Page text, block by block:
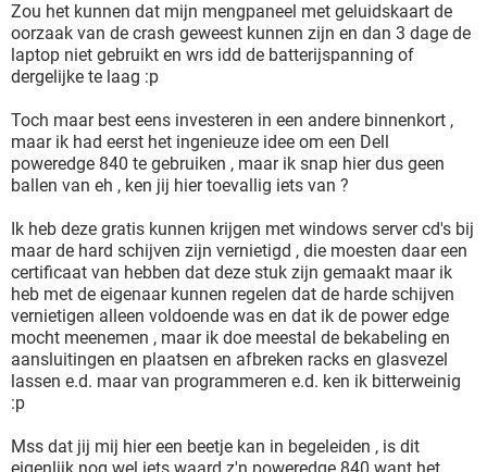
Zou het kunnen dat mijn mengpaneel met geluidskaart de
oorzaak van de crash geweest kunnen zijn en dan 3 dage de
laptop niet gebruikt en wrs idd de batterijspanning of
dergelijke te laag :p
Toch maar best eens investeren in een andere binnenkort ,
maar ik had eerst het ingenieuze idee om een Dell
poweredge 840 te gebruiken , maar ik snap hier dus geen
ballen van eh , ken jij hier toevallig iets van ?
Ik heb deze gratis kunnen krijgen met windows server cd's bij
maar de hard schijven zijn vernietigd , die moesten daar een
certificaat van hebben dat deze stuk zijn gemaakt maar ik
heb met de eigenaar kunnen regelen dat de harde schijven
vernietigen alleen voldoende was en dat ik de power edge
mocht meenemen , maar ik doe meestal de bekabeling en
aansluitingen en plaatsen en afbreken racks en glasvezel
lassen e.d. maar van programmeren e.d. ken ik bitterweinig
:p
Mss dat jij mij hier een beetje kan in begeleiden , is dit